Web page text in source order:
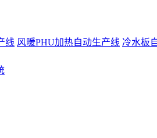
线 风暖PHU加热自动生产线 冷水板